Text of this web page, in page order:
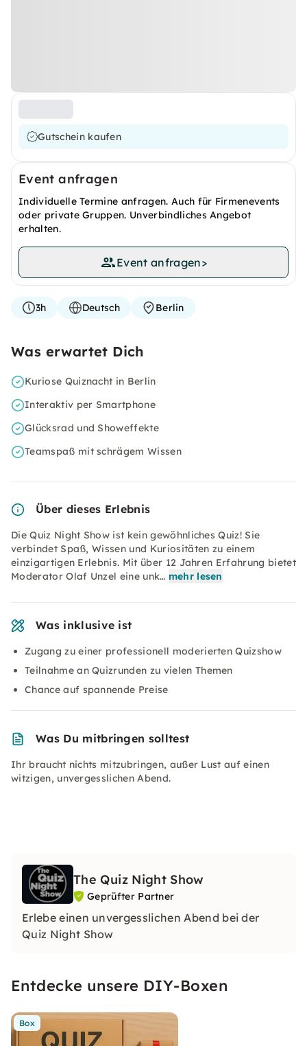
Gutschein kaufen
Event anfragen
Individuelle Termine anfragen. Auch für Firmenevents
oder private Gruppen. Unverbindliches Angebot
erhalten.
Event anfragen>
3h Deutsch Berlin
Was erwartet Dich
Kuriose Quiznacht in Berlin
Interaktiv per Smartphone
Glücksrad und Showeffekte
Teamspaß mit schrägem Wissen
Über dieses Erlebnis
Die Quiz Night Show ist kein gewöhnliches Quiz! Sie
verbindet Spaß, Wissen und Kuriositäten zu einem
einzigartigen Erlebnis. Mit über 12 Jahren Erfahrung bietet
Moderator Olaf Unzel eine unk… mehr lesen
Was inklusive ist
Zugang zu einer professionell moderierten Quizshow
Teilnahme an Quizrunden zu vielen Themen
Chance auf spannende Preise
Was Du mitbringen solltest
Ihr braucht nichts mitzubringen, außer Lust auf einen
witzigen, unvergesslichen Abend.
The Quiz Night Show
Geprüfter Partner
Erlebe einen unvergesslichen Abend bei der
Quiz Night Show
Entdecke unsere DIY-Boxen
Box